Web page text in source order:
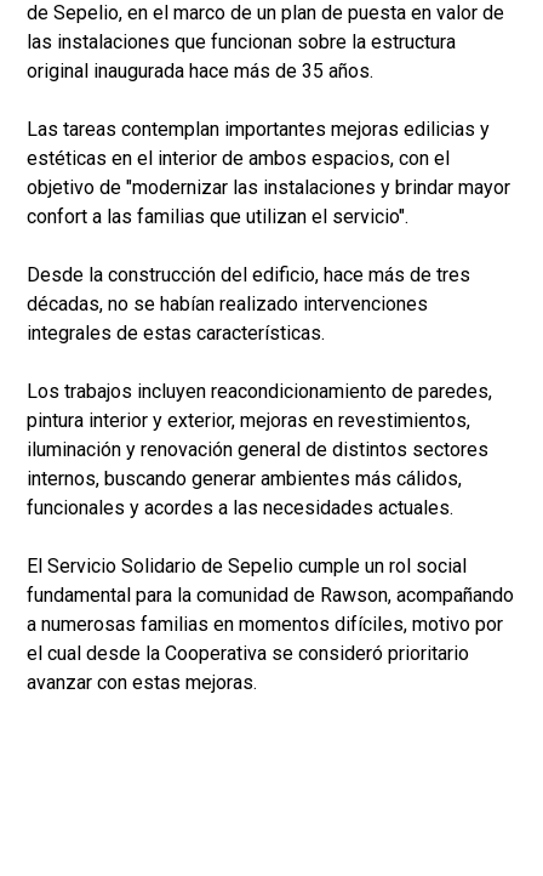
de Sepelio, en el marco de un plan de puesta en valor de
las instalaciones que funcionan sobre la estructura
original inaugurada hace más de 35 años.
Las tareas contemplan importantes mejoras edilicias y
estéticas en el interior de ambos espacios, con el
objetivo de "modernizar las instalaciones y brindar mayor
confort a las familias que utilizan el servicio".
Desde la construcción del edificio, hace más de tres
décadas, no se habían realizado intervenciones
integrales de estas características.
Los trabajos incluyen reacondicionamiento de paredes,
pintura interior y exterior, mejoras en revestimientos,
iluminación y renovación general de distintos sectores
internos, buscando generar ambientes más cálidos,
funcionales y acordes a las necesidades actuales.
El Servicio Solidario de Sepelio cumple un rol social
fundamental para la comunidad de Rawson, acompañando
a numerosas familias en momentos difíciles, motivo por
el cual desde la Cooperativa se consideró prioritario
avanzar con estas mejoras.